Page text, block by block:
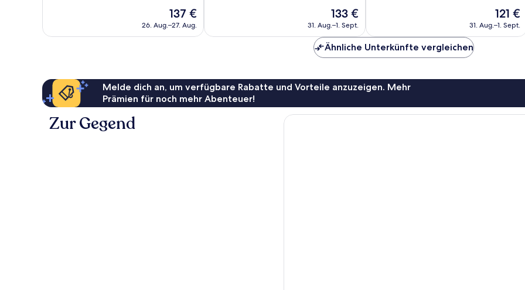
Bewertungen
Der
Preis
beträgt
137 €
26. Aug.–27. Aug.
Der
Preis
beträgt
133 €
133 €
31. Aug.–1. Sept.
Der
Preis
beträgt
121 €
31. Aug.–1. Sept.
Ähnliche Unterkünfte vergleichen
Melde dich an, um verfügbare Rabatte und Vorteile anzuzeigen. Mehr
Prämien für noch mehr Abenteuer!
Zur Gegend